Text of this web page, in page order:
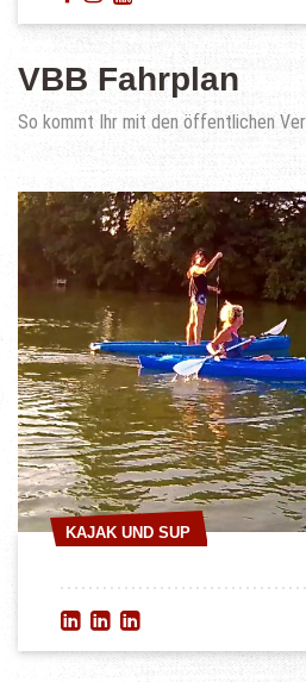
VBB Fahrplan
So kommt Ihr mit den öffentlichen
KAJAK UND SUP
KAJAK UND SUP